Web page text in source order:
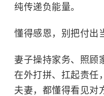
纯传递负能量。
懂得感恩，别把付出
妻子操持家务、照顾
在外打拼、扛起责任
夫妻，都懂得看见对